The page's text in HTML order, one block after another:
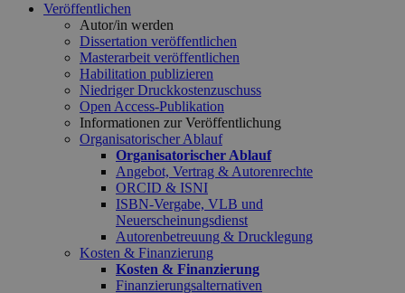
Veröffentlichen
Autor/in werden
Dissertation veröffentlichen
Masterarbeit veröffentlichen
Habilitation publizieren
Niedriger Druckkostenzuschuss
Open Access-Publikation
Informationen zur Veröffentlichung
Organisatorischer Ablauf
Organisatorischer Ablauf
Angebot, Vertrag & Autorenrechte
ORCID & ISNI
ISBN-Vergabe, VLB und
Neuerscheinungsdienst
Autorenbetreuung & Drucklegung
Kosten & Finanzierung
Kosten & Finanzierung
Finanzierungsalternativen